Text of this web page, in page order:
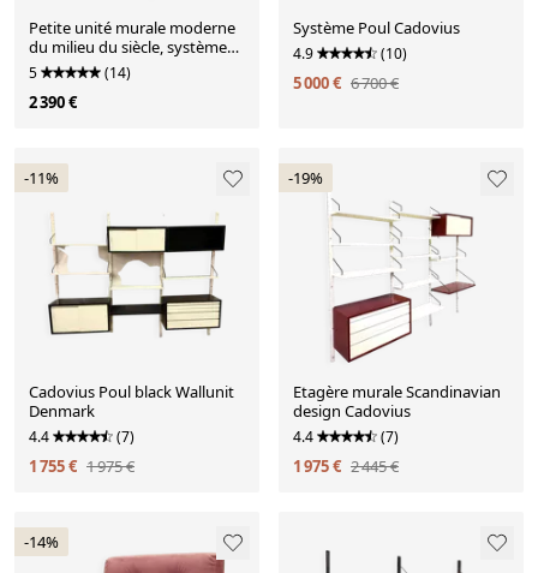
Petite unité murale moderne
du milieu du siècle, système
Royal avec bureau, Poul
Cadovius pour Cado,
Danemark, 1950
5 (14)
2 390 €
Système Poul Cadovius
4.9 (10)
5 000 € 6 700 €
-11%
Cadovius Poul black Wallunit
Denmark
4.4 (7)
1 755 € 1 975 €
-19%
Etagère murale Scandinavian
design Cadovius
4.4 (7)
1 975 € 2 445 €
-14%